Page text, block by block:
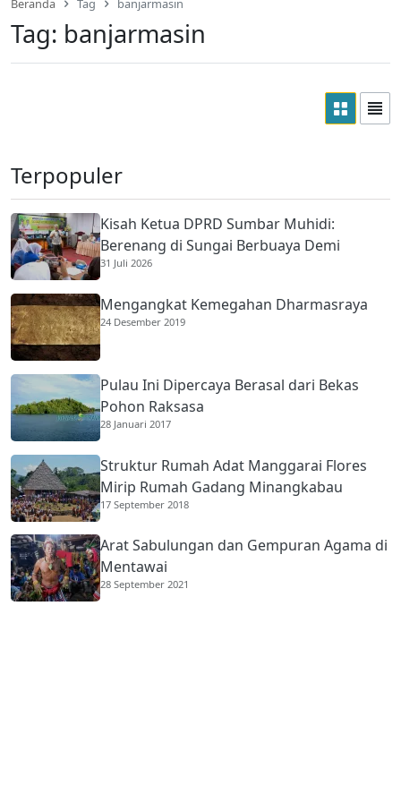
Beranda Tag banjarmasin
Tag: banjarmasin
Terpopuler
Kisah Ketua DPRD Sumbar Muhidi:
Berenang di Sungai Berbuaya Demi
Membantu Ekonomi Orang Tua
31 Juli 2026
Mengangkat Kemegahan Dharmasraya
24 Desember 2019
Pulau Ini Dipercaya Berasal dari Bekas
Pohon Raksasa
28 Januari 2017
Struktur Rumah Adat Manggarai Flores
Mirip Rumah Gadang Minangkabau
17 September 2018
Arat Sabulungan dan Gempuran Agama di
Mentawai
28 September 2021